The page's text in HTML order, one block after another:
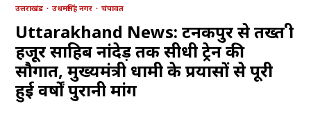
उत्तराखंड उधमसिंह नगर चंपावत
Uttarakhand News: टनकपुर से तख्त श्री
हजूर साहिब नांदेड़ तक सीधी ट्रेन की
सौगात, मुख्यमंत्री धामी के प्रयासों से पूरी
हुई वर्षों पुरानी मांग